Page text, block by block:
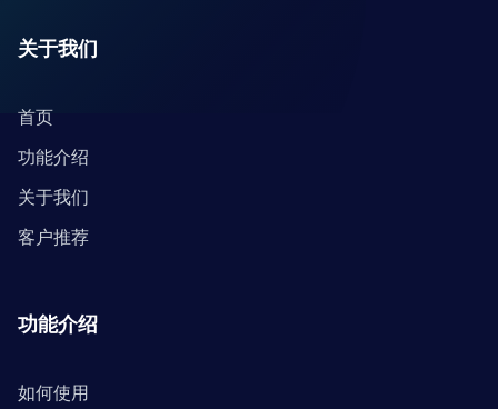
关于我们
首页
功能介绍
关于我们
客户推荐
功能介绍
如何使用